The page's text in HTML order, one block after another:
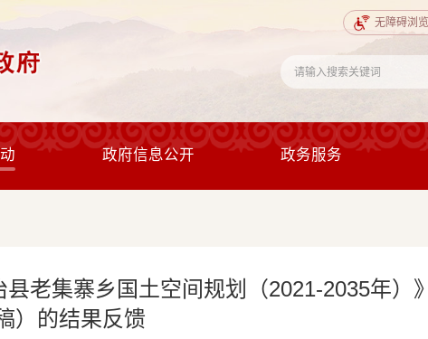
无障碍浏览
政府信息公开 政务服务
老集寨乡国土空间规划（2021-2035年）
）的结果反馈